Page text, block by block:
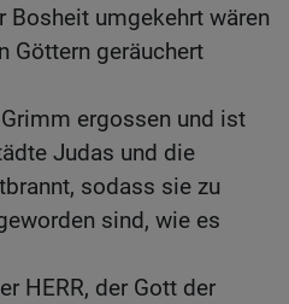
Bosheit umgekehrt wären
Göttern geräuchert
ergossen und ist
Judas und die
sodass sie zu
sind, wie es
HERR, der Gott der